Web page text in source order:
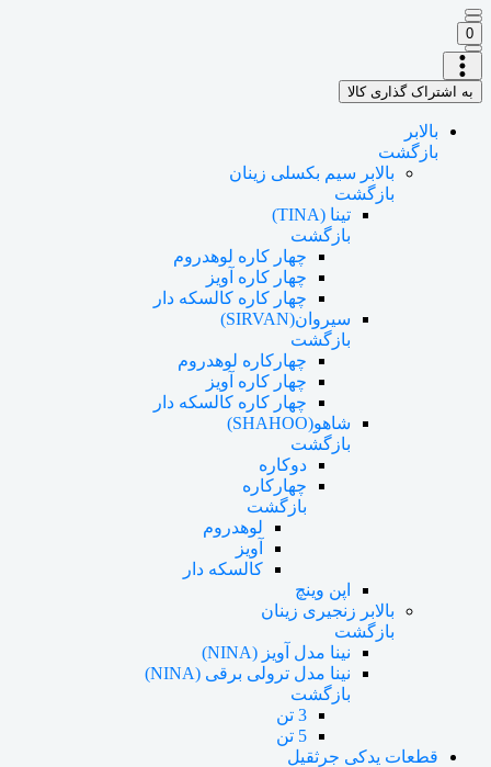
0
به اشتراک گذاری کالا
بالابر
بازگشت
بالابر سیم بکسلی زینان
بازگشت
تینا (TINA)
بازگشت
چهار کاره لوهدروم
چهار کاره آویز
چهار کاره کالسکه دار
سیروان(SIRVAN)
بازگشت
چهارکاره لوهدروم
چهار کاره آویز
چهار کاره کالسکه دار
شاهو(SHAHOO)
بازگشت
دوکاره
چهارکاره
بازگشت
لوهدروم
آویز
کالسکه دار
اپن وینچ
بالابر زنجیری زینان
بازگشت
نینا مدل آویز (NINA)
نینا مدل ترولی برقی (NINA)
بازگشت
3 تن
5 تن
قطعات یدکی جرثقیل